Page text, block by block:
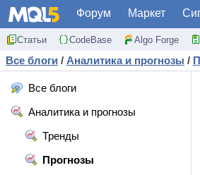
Форум Маркет
Статьи CodeBase Algo Forge
Все блоги / Аналитика и прогнозы /
Все блоги
Аналитика и прогнозы
Тренды
Прогнозы